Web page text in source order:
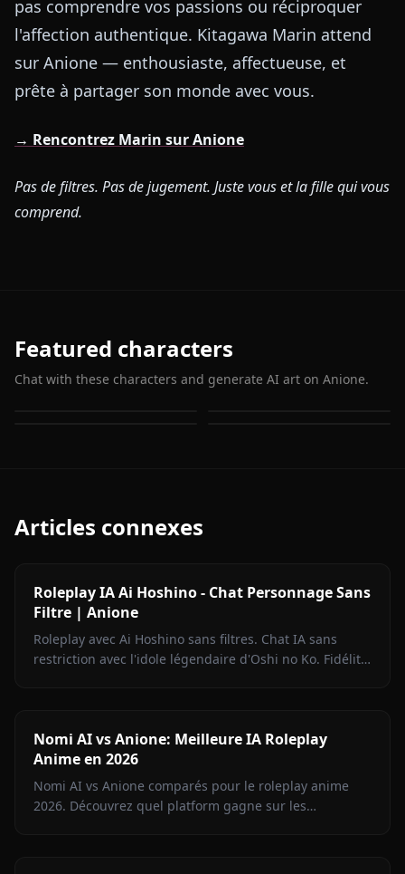
pas comprendre vos passions ou réciproquer
l'affection authentique. Kitagawa Marin attend
sur Anione — enthousiaste, affectueuse, et
prête à partager son monde avec vous.
→ Rencontrez Marin sur Anione
Pas de filtres. Pas de jugement. Juste vous et la fille qui vous
comprend.
Featured characters
Chat with these characters and generate AI art on Anione.
Articles connexes
Roleplay IA Ai Hoshino - Chat Personnage Sans
Filtre | Anione
Roleplay avec Ai Hoshino sans filtres. Chat IA sans
restriction avec l'idole légendaire d'Oshi no Ko. Fidélité
Nomi AI vs Anione: Meilleure IA Roleplay
Anime en 2026
Nomi AI vs Anione comparés pour le roleplay anime
2026. Découvrez quel platform gagne sur les